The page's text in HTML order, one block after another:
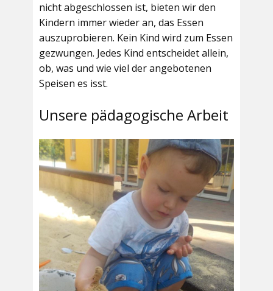
nicht abgeschlossen ist, bieten wir den
Kindern immer wieder an, das Essen
auszuprobieren. Kein Kind wird zum Essen
gezwungen. Jedes Kind entscheidet allein,
ob, was und wie viel der angebotenen
Speisen es isst.
Unsere pädagogische Arbeit